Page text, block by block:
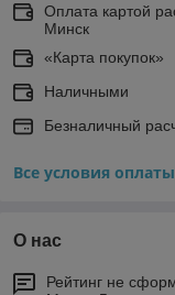
Оплата картой
Минск
«Карта покупок»
Наличными
Безналичный
Все условия оплаты
О нас
Рейтинг не